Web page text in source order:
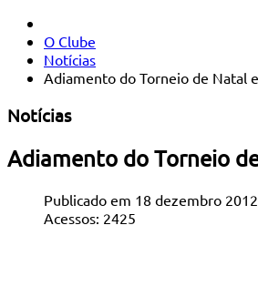
O Clube
Notícias
Adiamento do Torneio de Natal
Notícias
Adiamento do Torneio
Publicado em 18 dezembro 2012
Acessos: 2425